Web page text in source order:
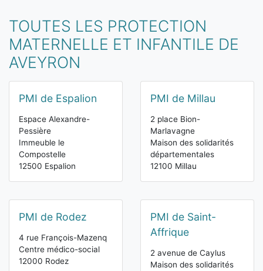
TOUTES LES PROTECTION
MATERNELLE ET INFANTILE DE
AVEYRON
PMI de Espalion
Espace Alexandre-
Pessière
Immeuble le
Compostelle
12500 Espalion
PMI de Millau
2 place Bion-
Marlavagne
Maison des solidarités
départementales
12100 Millau
PMI de Rodez
4 rue François-Mazenq
Centre médico-social
12000 Rodez
PMI de Saint-
Affrique
2 avenue de Caylus
Maison des solidarités